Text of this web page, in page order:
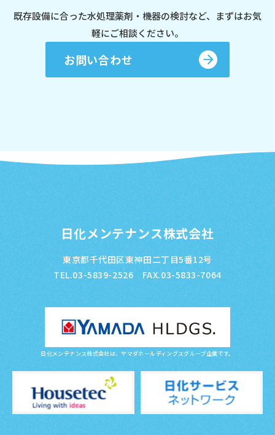
既存設備に合った水処理薬剤・機器の検討など、まずはお気
軽にご相談ください。
お問い合わせ
日化メンテナンス株式会社
東京都千代田区東神田二丁目5番12号
TEL.03-5839-2526 FAX.03-5833-7064
日化メンテナンス株式会社は、ヤマダホールディングスグループ企業です。